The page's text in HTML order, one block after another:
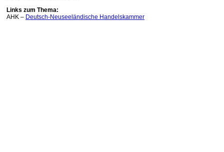
Links zum Thema:
AHK – Deutsch-Neuseeländische Handelskammer